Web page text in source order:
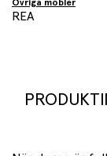
Övriga möbler
REA